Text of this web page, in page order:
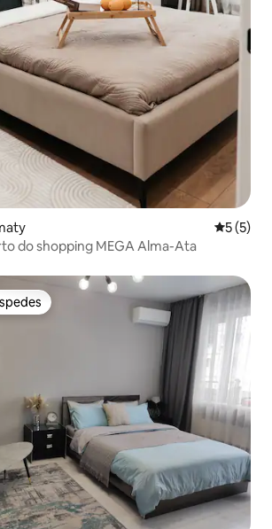
5 de
5 (5)
do shopping MEGA Alma-Ata